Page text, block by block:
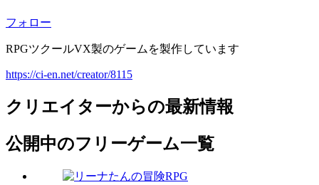
フォロー
RPGツクールVX製のゲームを製作しています
https://ci-en.net/creator/8115
クリエイターからの最新情報
公開中のフリーゲーム一覧